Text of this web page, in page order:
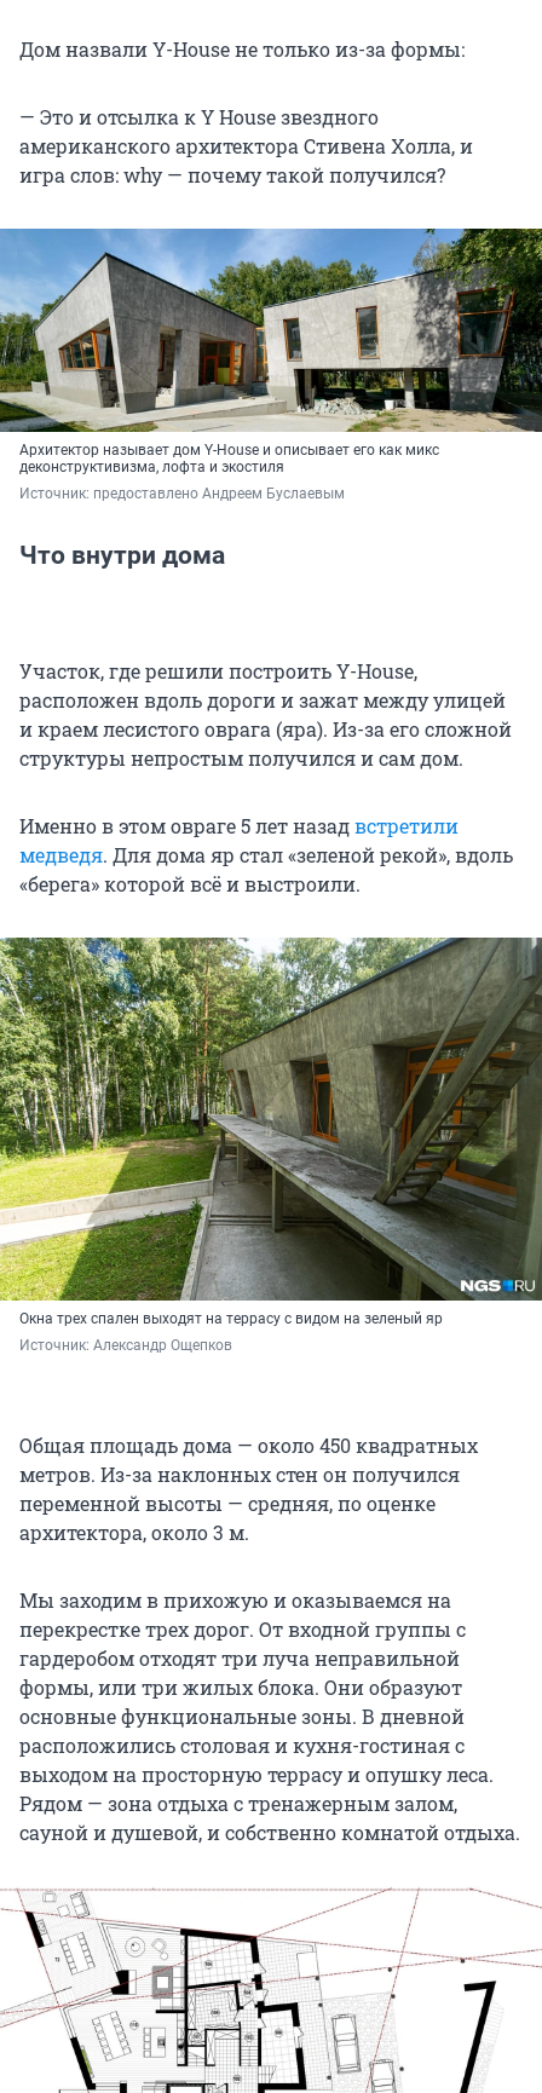
Дом назвали Y-House не только из-за формы:
— Это и отсылка к Y House звездного
американского архитектора Стивена Холла, и
игра слов: why — почему такой получился?
Архитектор называет дом Y-House и описывает его как микс
деконструктивизма, лофта и экостиля
Источник: предоставлено Андреем Буслаевым
Что внутри дома
Участок, где решили построить Y-House,
расположен вдоль дороги и зажат между улицей
и краем лесистого оврага (яра). Из-за его сложной
структуры непростым получился и сам дом.
Именно в этом овраге 5 лет назадвстретили
медведя. Для дома яр стал «зеленой рекой», вдоль
«берега» которой всё и выстроили.
Окна трех спален выходят на террасу с видом на зеленый яр
Источник: Александр Ощепков
Общая площадь дома — около 450 квадратных
метров. Из-за наклонных стен он получился
переменной высоты — средняя, по оценке
архитектора, около 3 м.
Мы заходим в прихожую и оказываемся на
перекрестке трех дорог. От входной группы с
гардеробом отходят три луча неправильной
формы, или три жилых блока. Они образуют
основные функциональные зоны. В дневной
расположились столовая и кухня-гостиная с
выходом на просторную террасу и опушку леса.
Рядом — зона отдыха с тренажерным залом,
сауной и душевой, и собственно комнатой отдыха.